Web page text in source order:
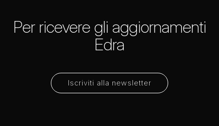
Iscriviti alla newsletter
Per ricevere gli aggiornamenti
Edra